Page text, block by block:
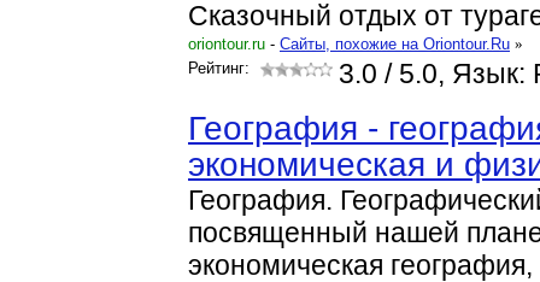
Сказочный отдых от
oriontour.ru - Cайты, похожие на Oriontour.Ru »
Рейтинг:
3.0 / 5.0, Язык:
География -
экономическая и
География.
посвященный нашей
экономическая